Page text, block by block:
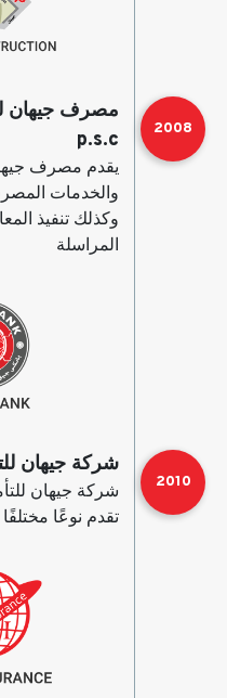
2008
مصرف جيهان
p.s.c
يقدم مصرف
والخدمات
وكذلك تنفيذ
المراسلة
2010
شركة جيهان
شركة جيهان
تقدم نوعًا